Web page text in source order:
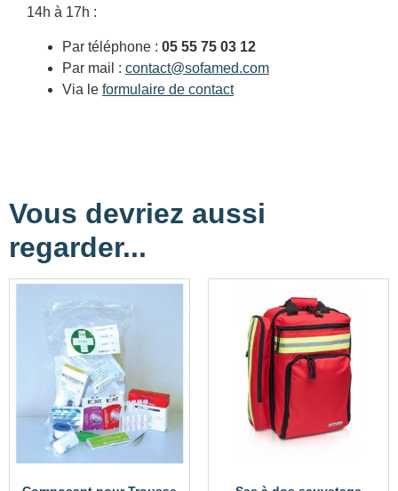
14h à 17h :
Par téléphone : 05 55 75 03 12
Par mail : contact@sofamed.com
Via le formulaire de contact
Vous devriez aussi
regarder...